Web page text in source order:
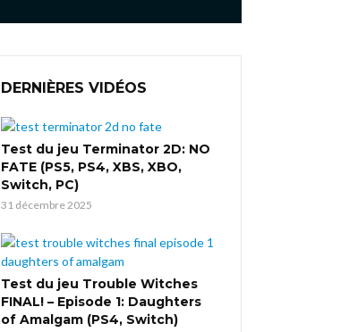
DERNIÈRES VIDÉOS
Test du jeu Terminator 2D: NO
FATE (PS5, PS4, XBS, XBO,
Switch, PC)
31 décembre 2025
Test du jeu Trouble Witches
FINAL! – Episode 1: Daughters
of Amalgam (PS4, Switch)